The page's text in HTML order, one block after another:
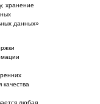
хранение
данных»
любая